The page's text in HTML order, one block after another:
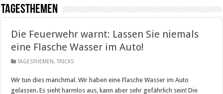
TAGESTHEMEN
Die Feuerwehr warnt: Lassen Sie niemals
eine Flasche Wasser im Auto!
TAGESTHEMEN,TRICKS
Wir tun dies manchmal. Wir haben eine Flasche Wasser im Auto
gelassen. Es sieht harmlos aus, kann aber sehr gefährlich sein! Die